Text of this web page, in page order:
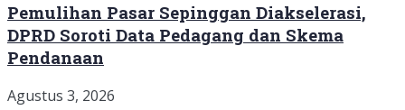
Pemulihan Pasar Sepinggan Diakselerasi,
DPRD Soroti Data Pedagang dan Skema
Pendanaan
Agustus 3, 2026